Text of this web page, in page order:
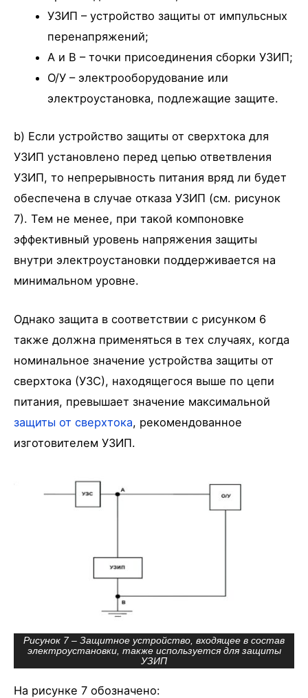
УЗИП – устройство защиты от импульсных
перенапряжений;
A и B – точки присоединения сборки УЗИП;
О/У – электрооборудование или
электроустановка, подлежащие защите.
b) Если устройство защиты от сверхтока для
УЗИП установлено перед цепью ответвления
УЗИП, то непрерывность питания вряд ли будет
обеспечена в случае отказа УЗИП (см. рисунок
7). Тем не менее, при такой компоновке
эффективный уровень напряжения защиты
внутри электроустановки поддерживается на
минимальном уровне.
Однако защита в соответствии с рисунком 6
также должна применяться в тех случаях, когда
номинальное значение устройства защиты от
сверхтока (УЗС), находящегося выше по цепи
питания, превышает значение максимальной
защиты от сверхтока, рекомендованное
изготовителем УЗИП.
Рисунок 7 – Защитное устройство, входящее в состав
электроустановки, также используется для защиты
УЗИП
На рисунке 7 обозначено: